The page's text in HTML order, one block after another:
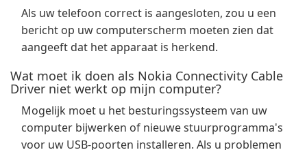
Als uw telefoon correct is aangesloten, zou u een
bericht op uw computerscherm moeten zien dat
aangeeft dat het apparaat is herkend.
Wat moet ik doen als Nokia Connectivity Cable
Driver niet werkt op mijn computer?
Mogelijk moet u het besturingssysteem van uw
computer bijwerken of nieuwe stuurprogramma's
voor uw USB-poorten installeren. Als u problemen